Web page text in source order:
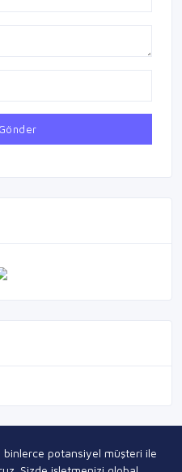
binlerce potansiyel müşteri ile